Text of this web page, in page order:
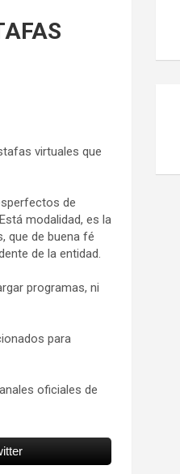
virtuales que
de
modalidad, es la
que de buena fé
de la entidad.
programas, ni
para
oficiales de